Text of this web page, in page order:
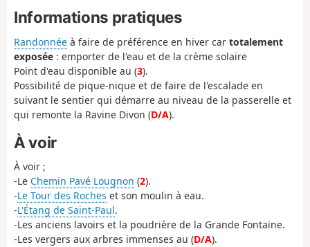
Informations pratiques
Randonnée à faire de préférence en hiver car totalement
exposée : emporter de l'eau et de la crème solaire
Point d'eau disponible au (3).
Possibilité de pique-nique et de faire de l'escalade en
suivant le sentier qui démarre au niveau de la passerelle et
qui remonte la Ravine Divon (D/A).
À voir
À voir ;
-Le Chemin Pavé Lougnon (2).
-Le Tour des Roches et son moulin à eau.
-L'Étang de Saint-Paul.
-Les anciens lavoirs et la poudrière de la Grande Fontaine.
-Les vergers aux arbres immenses au (D/A).